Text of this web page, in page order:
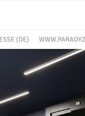
(DE)